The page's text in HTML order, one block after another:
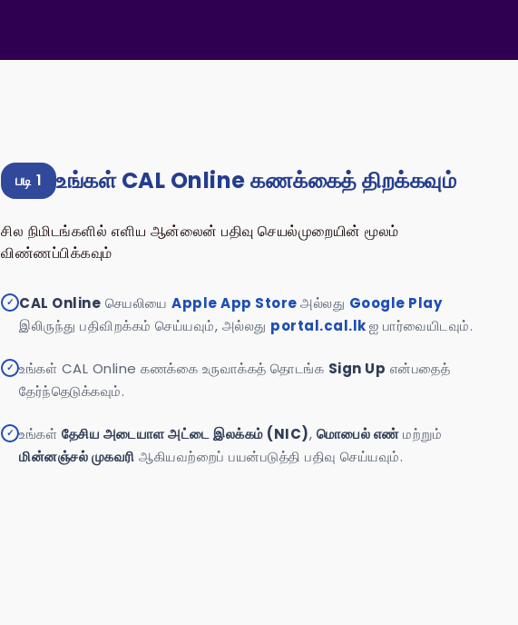
படி 1 உங்கள் CAL Online கணக்கைத் திறக்கவும்
சில நிமிடங்களில் எளிய ஆன்லைன் பதிவு செயல்முறையின் மூலம்
விண்ணப்பிக்கவும்
✓ CAL Online செயலியைApple App Storeஅல்லது Google Play
இலிருந்து பதிவிறக்கம் செய்யவும், அல்லது portal.cal.lkஐ பார்வையிடவும்.
✓ உங்கள் CAL Online கணக்கை உருவாக்கத் தொடங்க Sign Up என்பதைத்
தேர்ந்தெடுக்கவும்.
✓ உங்கள் தேசிய அடையாள அட்டை இலக்கம் (NIC), மொபைல் எண்மற்றும்
மின்னஞ்சல் முகவரி ஆகியவற்றைப் பயன்படுத்தி பதிவு செய்யவும்.